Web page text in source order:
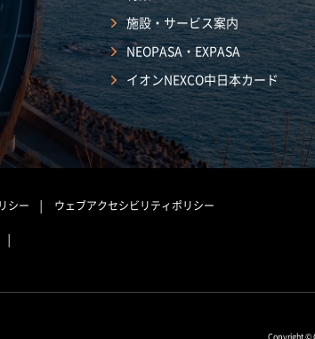
施設・サービス案内
NEOPASA・EXPASA
イオンNEXCO中日本カード
シー ウェブアクセシビリティポリシー